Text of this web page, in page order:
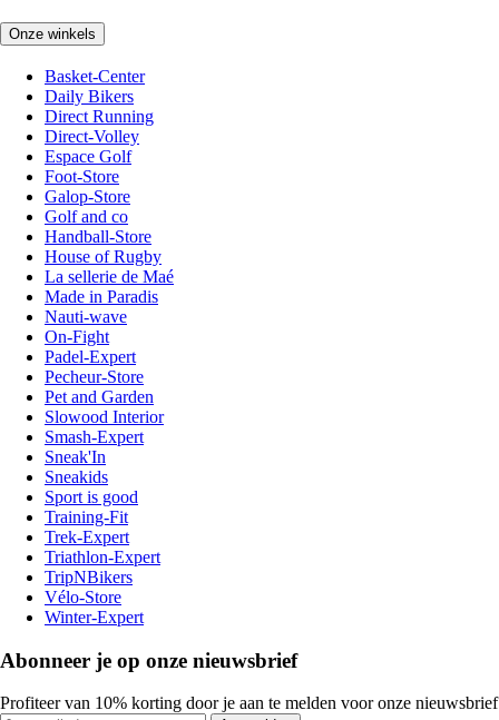
Onze winkels
Basket-Center
Daily Bikers
Direct Running
Direct-Volley
Espace Golf
Foot-Store
Galop-Store
Golf and co
Handball-Store
House of Rugby
La sellerie de Maé
Made in Paradis
Nauti-wave
On-Fight
Padel-Expert
Pecheur-Store
Pet and Garden
Slowood Interior
Smash-Expert
Sneak'In
Sneakids
Sport is good
Training-Fit
Trek-Expert
Triathlon-Expert
TripNBikers
Vélo-Store
Winter-Expert
Abonneer je op onze nieuwsbrief
Profiteer van 10% korting door je aan te melden voor onze nieuwsbrief